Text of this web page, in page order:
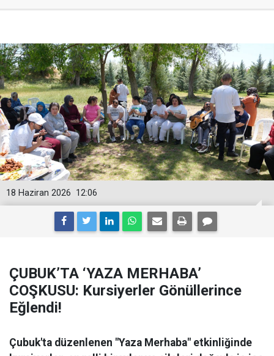
12:06
18 Haziran 2026
ÇUBUK’TA ‘YAZA MERHABA’
COŞKUSU: Kursiyerler Gönüllerince
Eğlendi!
Çubuk'ta düzenlenen "Yaza Merhaba" etkinliğinde